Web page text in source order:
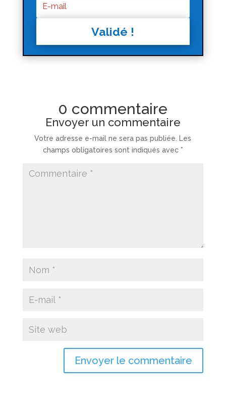
Validé !
0 commentaire
Envoyer un commentaire
Votre adresse e-mail ne sera pas publiée.
Les
champs obligatoires sont indiqués avec *
Envoyer le commentaire